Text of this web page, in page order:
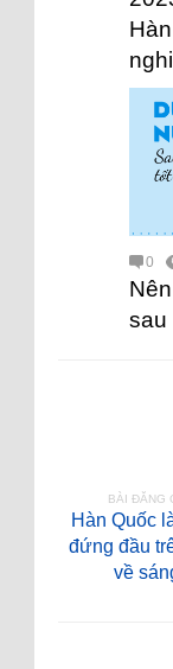
0
sau
BÀI ĐĂNG
Hàn Quốc
đứng đầu
về